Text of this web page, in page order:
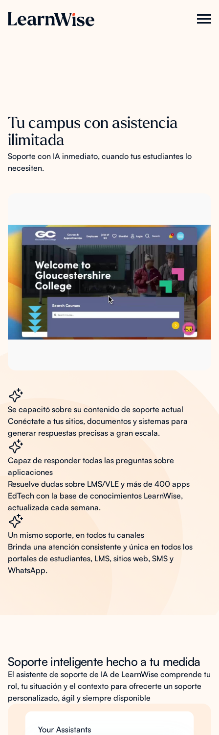
Tu campus con asistencia
ilimitada
Soporte con IA inmediato, cuando tus estudiantes lo
necesiten.
Se capacitó sobre su contenido de soporte actual
Conéctate a tus sitios, documentos y sistemas para
generar respuestas precisas a gran escala.
Capaz de responder todas las preguntas sobre
aplicaciones
Resuelve dudas sobre LMS/VLE y más de 400 apps
EdTech con la base de conocimientos LearnWise,
actualizada cada semana.
Un mismo soporte, en todos tu canales
Brinda una atención consistente y única en todos los
portales de estudiantes, LMS, sitios web, SMS y
WhatsApp.
Soporte inteligente hecho a tu medida
El asistente de soporte de IA de LearnWise comprende tu
rol, tu situación y el contexto para ofrecerte un soporte
personalizado, ágil y siempre disponible